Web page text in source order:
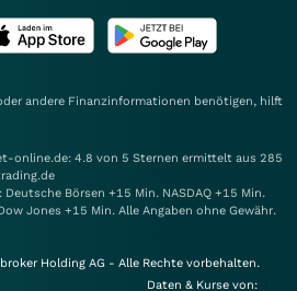
andere Finanzinformationen benötigen, hilft
online.de: 4.8 von 5 Sternen ermittelt aus 285
Börsen +15 Min. NASDAQ +15 Min.
Jones +15 Min. Alle Angaben ohne Gewähr.
Holding AG - Alle Rechte vorbehalten.
Daten & Kurse von: